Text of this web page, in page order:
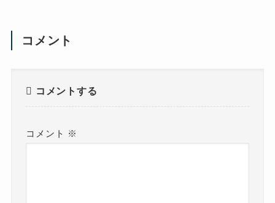
コメント
コメントする
コメント ※